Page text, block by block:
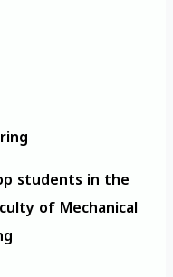
students in the
of Mechanical